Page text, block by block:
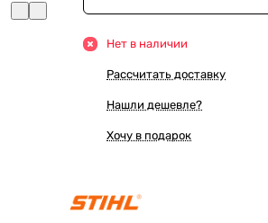
Нет в наличии
Рассчитать доставку
Нашли дешевле?
Хочу в подарок